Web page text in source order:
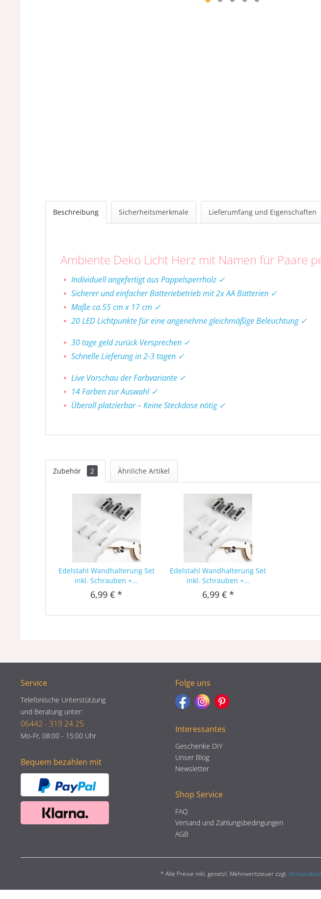
Beschreibung Sicherheitsmerkmale Lieferumfang und Eigenschaften
Ambiente Deko Licht Herz mit Namen für Paare
Individuell angefertigt aus Pappelsperrholz ✓
Sicherer und einfacher Batteriebetrieb mit 2x AA Batterien ✓
Maße ca.55 cm x 17 cm ✓
20 LED Lichtpunkte für eine angenehme gleichmäßige Beleuchtung ✓
30 tage geld zurück Versprechen ✓
Schnelle Lieferung in 2-3 tagen ✓
Live Vorschau der Farbvariante ✓
14 Farben zur Auswahl ✓
Überall platzierbar – Keine Steckdose nötig ✓
Zubehör 2 Ähnliche Artikel
Edelstahl Wandhalterung Set
inkl. Schrauben +...
6,99 € *
Edelstahl Wandhalterung Set
inkl. Schrauben +...
6,99 € *
Service
Telefonische Unterstützung
und Beratung unter:
06442 - 319 24 25
Mo-Fr, 08:00 - 15:00 Uhr
Bequem bezahlen mit
Folge uns
Interessantes
Geschenke DIY
Unser Blog
Newsletter
Shop Service
FAQ
Versand und Zahlungsbedingungen
AGB
* Alle Preise inkl. gesetzl. Mehrwertsteuer zzgl.